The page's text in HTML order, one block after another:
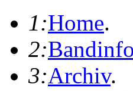
1:Home.
2:Bandinfo
3:Archiv.